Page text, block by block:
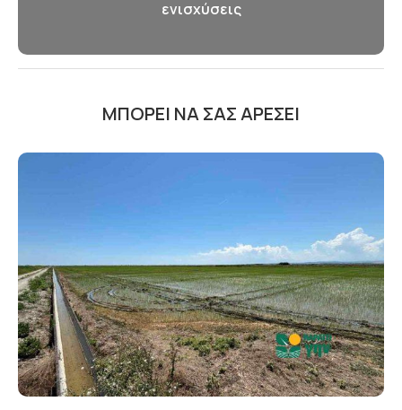
ενισχύσεις
ΜΠΟΡΕΊ ΝΑ ΣΑΣ ΑΡΈΣΕΙ